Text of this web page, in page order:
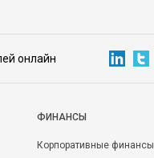
онлайн
ФИНАНСЫ
Корпоративные финансы